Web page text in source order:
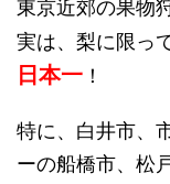
東京近郊の果物
実は、梨に限っ
日本一 ！
特に、白井市、
ーの船橋市、松